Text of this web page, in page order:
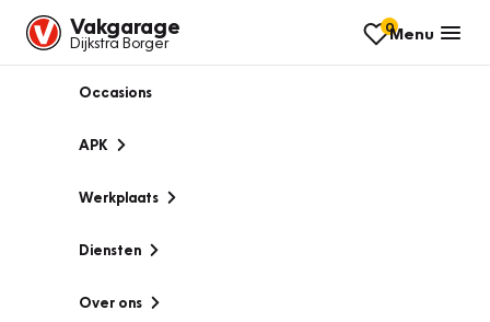
Vakgarage
Dijkstra Borger
0Menu
Occasions
APK
Werkplaats
Diensten
Over ons